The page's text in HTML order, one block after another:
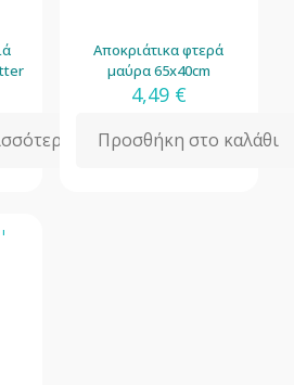
Αποκριάτικα φτερά
μαύρα 65x40cm
4,49 €
Προσθήκη στο καλάθι